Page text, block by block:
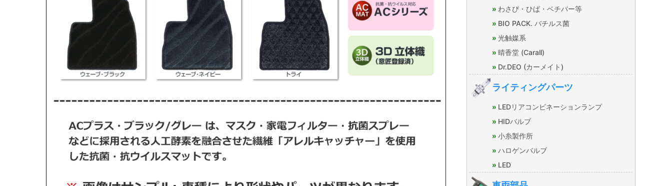
わさび・ひば・ベチバー等
BIO PACK. バチルス菌
光触媒系
晴香堂 (Carall)
Dr.DEO (カーメイト)
ライティングパーツ
LEDリアコンビネーションランプ
HIDバルブ
小糸製作所
ハロゲンバルブ
LED